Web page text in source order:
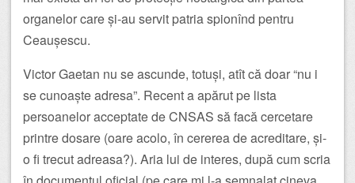
organelor care și-au servit patria spionînd pentru
Ceaușescu.
Victor Gaetan nu se ascunde, totuși, atît că doar “nu i
se cunoaște adresa”. Recent a apărut pe lista
persoanelor acceptate de CNSAS să facă cercetare
printre dosare (oare acolo, în cererea de acreditare, și-
o fi trecut adreasa?). Aria lui de interes, după cum scria